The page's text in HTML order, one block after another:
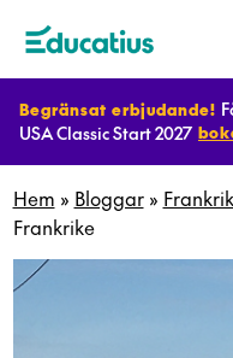
Begränsat erbjudande!
USA Classic Start 2027
Destinationer
Program
Hem » Bloggar»
Frankrike